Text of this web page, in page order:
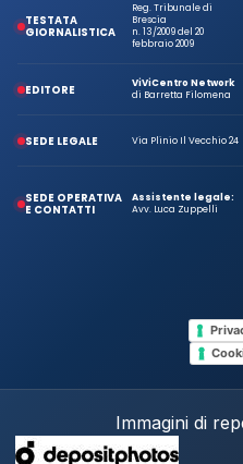
TESTATA
GIORNALISTICA
Reg. Tribunale di
Brescia
n. 13/2009 del 20
febbraio 2009
EDITORE
ViViCentro Network
di Barretta Filomena
SEDE LEGALE Via Plinio Il Vecchio 24
SEDE OPERATIVA
E CONTATTI
Assistente legale:
Avv. Luca Zuppelli
Immagini di